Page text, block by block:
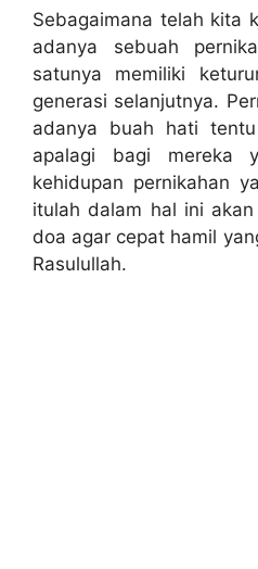
Sebagaimana telah kita
adanya sebuah
satunya memiliki
generasi selanjutnya.
adanya buah hati
apalagi bagi mereka
kehidupan pernikahan
itulah dalam hal ini
doa agar cepat hamil
Rasulullah.